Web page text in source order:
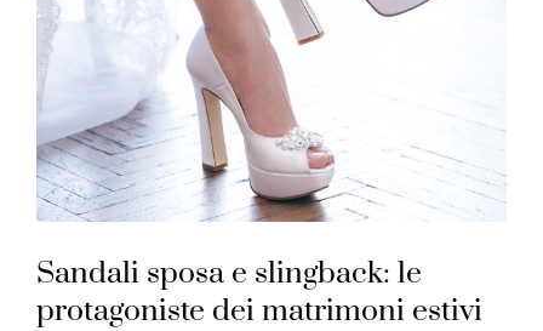
Sandali sposa e slingback: le
protagoniste dei matrimoni estivi